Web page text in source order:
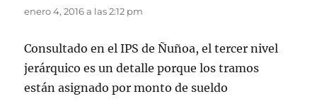
enero 4, 2016 a las 2:12 pm
Consultado en el IPS de Ñuñoa, el tercer nivel
jerárquico es un detalle porque los tramos
están asignado por monto de sueldo